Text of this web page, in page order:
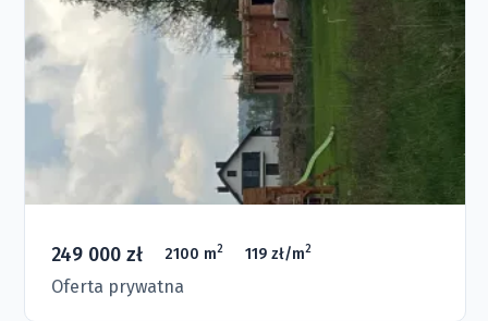
249 000 zł 2100 m2 119 zł/m2
Oferta prywatna